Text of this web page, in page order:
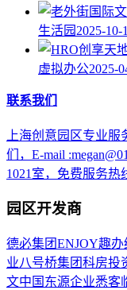
生活园 2025-10-
虚拟办公2025-
联系我们
上海创意园区专业
们，E-mail
1021室，免费服务热
园区开发商
德必集团ENJOY趣办
业八号桥集团科房投
文中国 东源企业悉客